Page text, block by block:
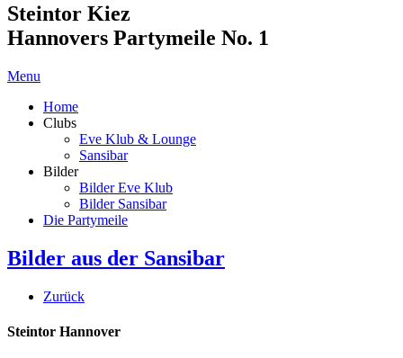
Steintor Kiez
Hannovers Partymeile No. 1
Menu
Home
Clubs
Eve Klub & Lounge
Sansibar
Bilder
Bilder Eve Klub
Bilder Sansibar
Die Partymeile
Bilder aus der Sansibar
Zurück
Steintor Hannover